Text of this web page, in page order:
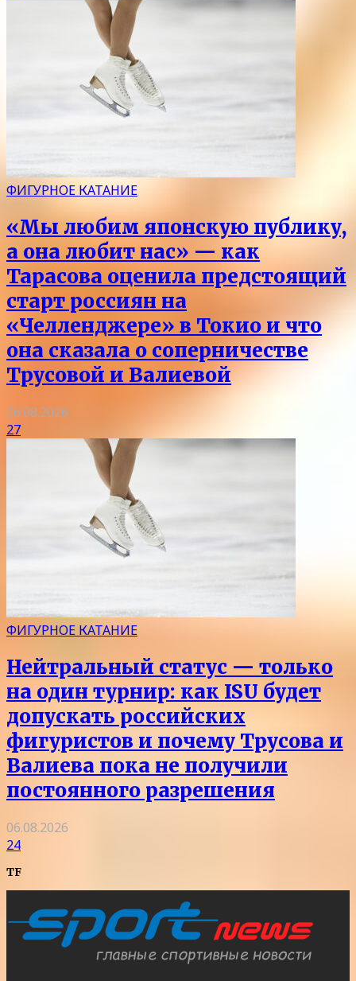
ФИГУРНОЕ КАТАНИЕ
«Мы любим японскую публику,
а она любит нас» — как
Тарасова оценила предстоящий
старт россиян на
«Челленджере» в Токио и что
она сказала о соперничестве
Трусовой и Валиевой
06.08.2026
27
ФИГУРНОЕ КАТАНИЕ
Нейтральный статус — только
на один турнир: как ISU будет
допускать российских
фигуристов и почему Трусова и
Валиева пока не получили
постоянного разрешения
06.08.2026
24
TF